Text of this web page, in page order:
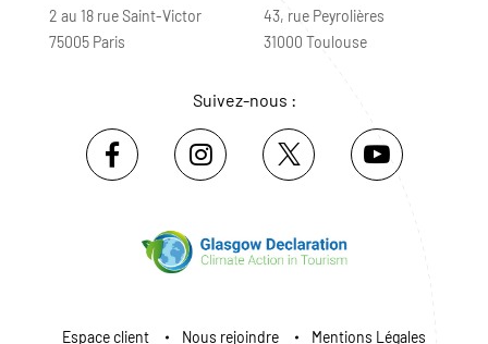
2 au 18 rue Saint-Victor
75005 Paris
43, rue Peyrolières
31000 Toulouse
Suivez-nous :
Espace client Nous rejoindre Mentions Légales